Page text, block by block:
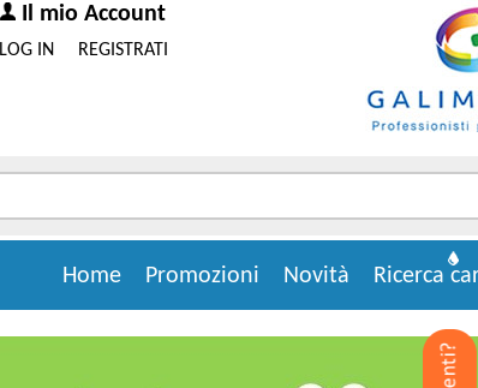
Il mio Account
REGISTRATI
LOG IN
Ricerca
Novità
Promozioni
Home